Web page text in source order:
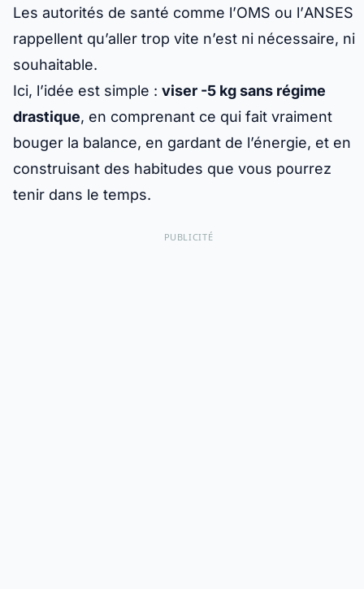
Les autorités de santé comme l’OMS ou l’ANSES
rappellent qu’aller trop vite n’est ni nécessaire, ni
souhaitable.
Ici, l’idée est simple : viser -5 kg sans régime
drastique, en comprenant ce qui fait vraiment
bouger la balance, en gardant de l’énergie, et en
construisant des habitudes que vous pourrez
tenir dans le temps.
PUBLICITÉ